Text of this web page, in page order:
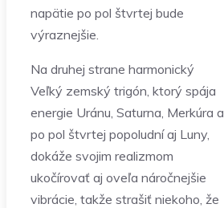
napätie po pol štvrtej bude
výraznejšie.
Na druhej strane harmonický
Veľký zemský trigón, ktorý spája
energie Uránu, Saturna, Merkúra a
po pol štvrtej popoludní aj Luny,
dokáže svojim realizmom
ukočírovať aj oveľa náročnejšie
vibrácie, takže strašiť niekoho, že